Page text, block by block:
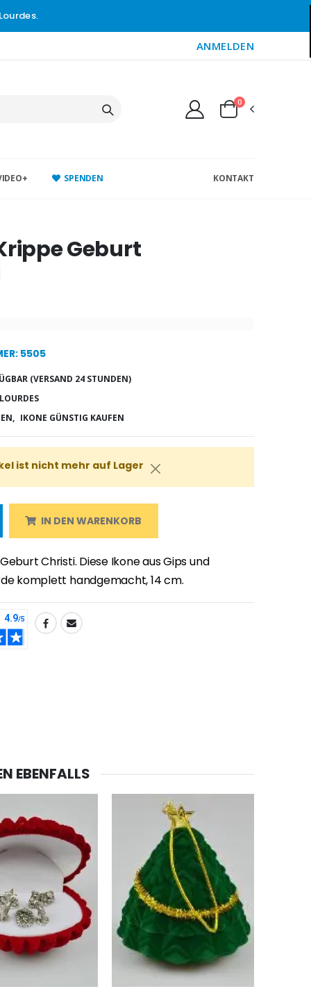
ANMELDEN
0
SPENDEN KONTAKT
€15.00
Bonbons Pfefferminz Pastillen mit Lourdes Wasser - 130g
€7.90
Geburt
5505
(VERSAND 24 STUNDEN)
IKONE GÜNSTIG KAUFEN
ist nicht mehr auf Lager
IN DEN WARENKORB
Christi. Diese Ikone aus Gips und
komplett handgemacht, 14 cm.
EBENFALLS